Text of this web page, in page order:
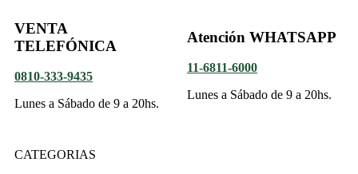
VENTA
TELEFÓNICA
0810-333-9435
Lunes a Sábado de 9 a 20hs.
Atención WHATSAPP
11-6811-6000
Lunes a Sábado de 9 a 20hs.
CATEGORIAS